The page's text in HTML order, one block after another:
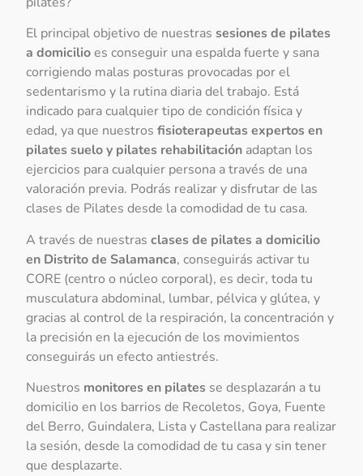
El principal objetivo de nuestrassesiones de pilates
a domicilioes conseguir una espalda fuerte y sana
corrigiendo malas posturas provocadas por el
sedentarismo y la rutina diaria del trabajo. Está
indicado para cualquier tipo de condición física y
edad, ya que nuestrosfisioterapeutas expertos en
pilates suelo y pilates rehabilitación adaptan los
ejercicios para cualquier persona a través de una
valoración previa. Podrás realizar y disfrutar de las
clases de Pilates desde la comodidad de tu casa.
A través de nuestrasclases de pilates a domicilio
en Distrito de Salamanca, conseguirás activar tu
CORE (centro o núcleo corporal), es decir, toda tu
musculatura abdominal, lumbar, pélvica y glútea, y
gracias al control de la respiración, la concentración y
la precisión en la ejecución de los movimientos
conseguirás un efecto antiestrés.
Nuestros monitores en pilates se desplazarán a tu
domicilio en los barrios de Recoletos, Goya, Fuente
del Berro, Guindalera, Lista y Castellana para realizar
la sesión, desde la comodidad de tu casa y sin tener
que desplazarte.